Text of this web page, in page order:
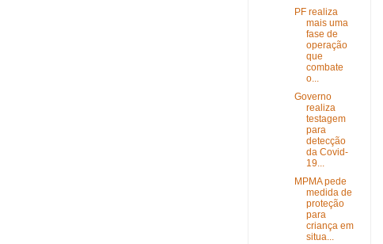
PF realiza
mais uma
fase de
operação
que
combate
o...
Governo
realiza
testagem
para
detecção
da Covid-
19...
MPMA pede
medida de
proteção
para
criança em
situa...